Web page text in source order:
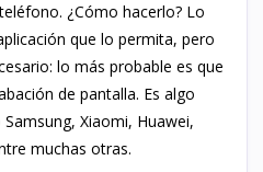
¿Cómo hacerlo? Lo
que lo permita, pero
lo más probable es que
de pantalla. Es algo
Xiaomi, Huawei,
muchas otras.